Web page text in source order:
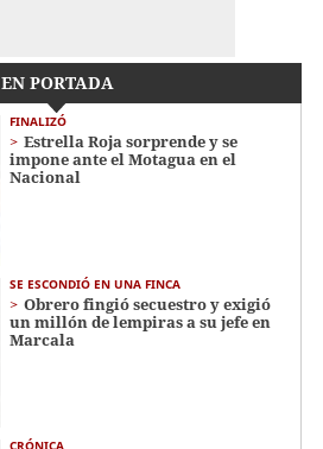
EN PORTADA
FINALIZÓ
Estrella Roja sorprende y se
impone ante el Motagua en el
Nacional
SE ESCONDIÓ EN UNA FINCA
Obrero fingió secuestro y exigió
un millón de lempiras a su jefe en
Marcala
CRÓNICA